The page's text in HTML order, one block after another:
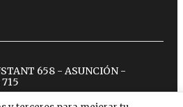
658 - ASUNCIÓN -